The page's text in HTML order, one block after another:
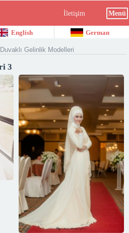
İletişim Menü
English German
Duvaklı Gelinlik Modelleri
3